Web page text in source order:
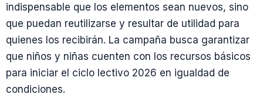
indispensable que los elementos sean nuevos, sino
que puedan reutilizarse y resultar de utilidad para
quienes los recibirán. La campaña busca garantizar
que niños y niñas cuenten con los recursos básicos
para iniciar el ciclo lectivo 2026 en igualdad de
condiciones.